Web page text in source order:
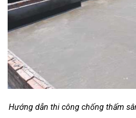
Hướng dẫn thi công chống thấm